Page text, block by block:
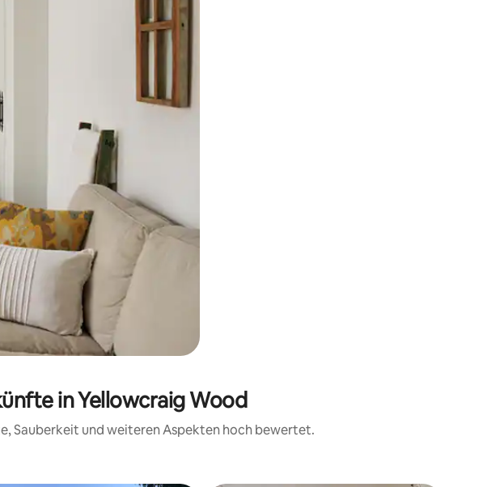
die Ergebnisse durch Berühren oder Wischgesten.
in Yellowcraig Wood
Sauberkeit und weiteren Aspekten hoch bewertet.